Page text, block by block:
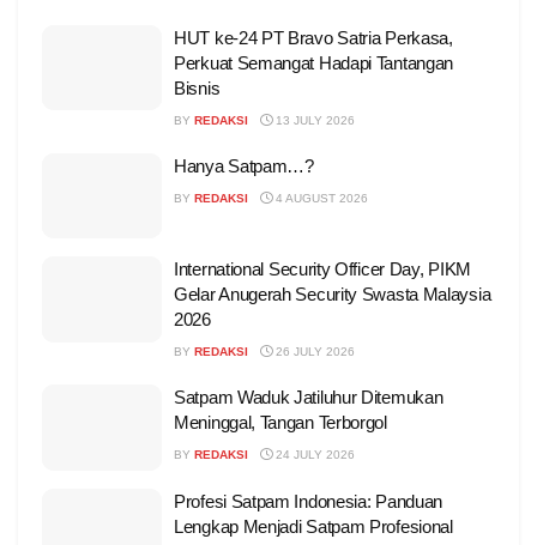
HUT ke-24 PT Bravo Satria Perkasa,
Perkuat Semangat Hadapi Tantangan
Bisnis
BY REDAKSI 13 JULY 2026
Hanya Satpam…?
BY REDAKSI 4 AUGUST 2026
International Security Officer Day, PIKM
Gelar Anugerah Security Swasta Malaysia
2026
BY REDAKSI 26 JULY 2026
Satpam Waduk Jatiluhur Ditemukan
Meninggal, Tangan Terborgol
BY REDAKSI 24 JULY 2026
Profesi Satpam Indonesia: Panduan
Lengkap Menjadi Satpam Profesional